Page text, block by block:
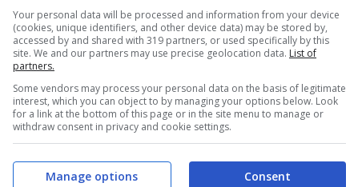
della sfida di sabato pomeriggio contro
controNapoli e Atalanta, ilBologna
alle 18 davanti ai propri tifosi contro
appuntamento i rossoblù proseguono la
Your personal data will be processed and information from your device
(cookies, unique identifiers, and other device data) may be stored by,
accessed by and shared with 319 partners, or used specifically by this
site. We and our partners may use precise geolocation data. List of
partners.
Some vendors may process your personal data on the basis of legitimate
interest, which you can object to by managing your options below. Look
for a link at the bottom of this page or in the site menu to manage or
withdraw consent in privacy and cookie settings.
Consent
Manage options